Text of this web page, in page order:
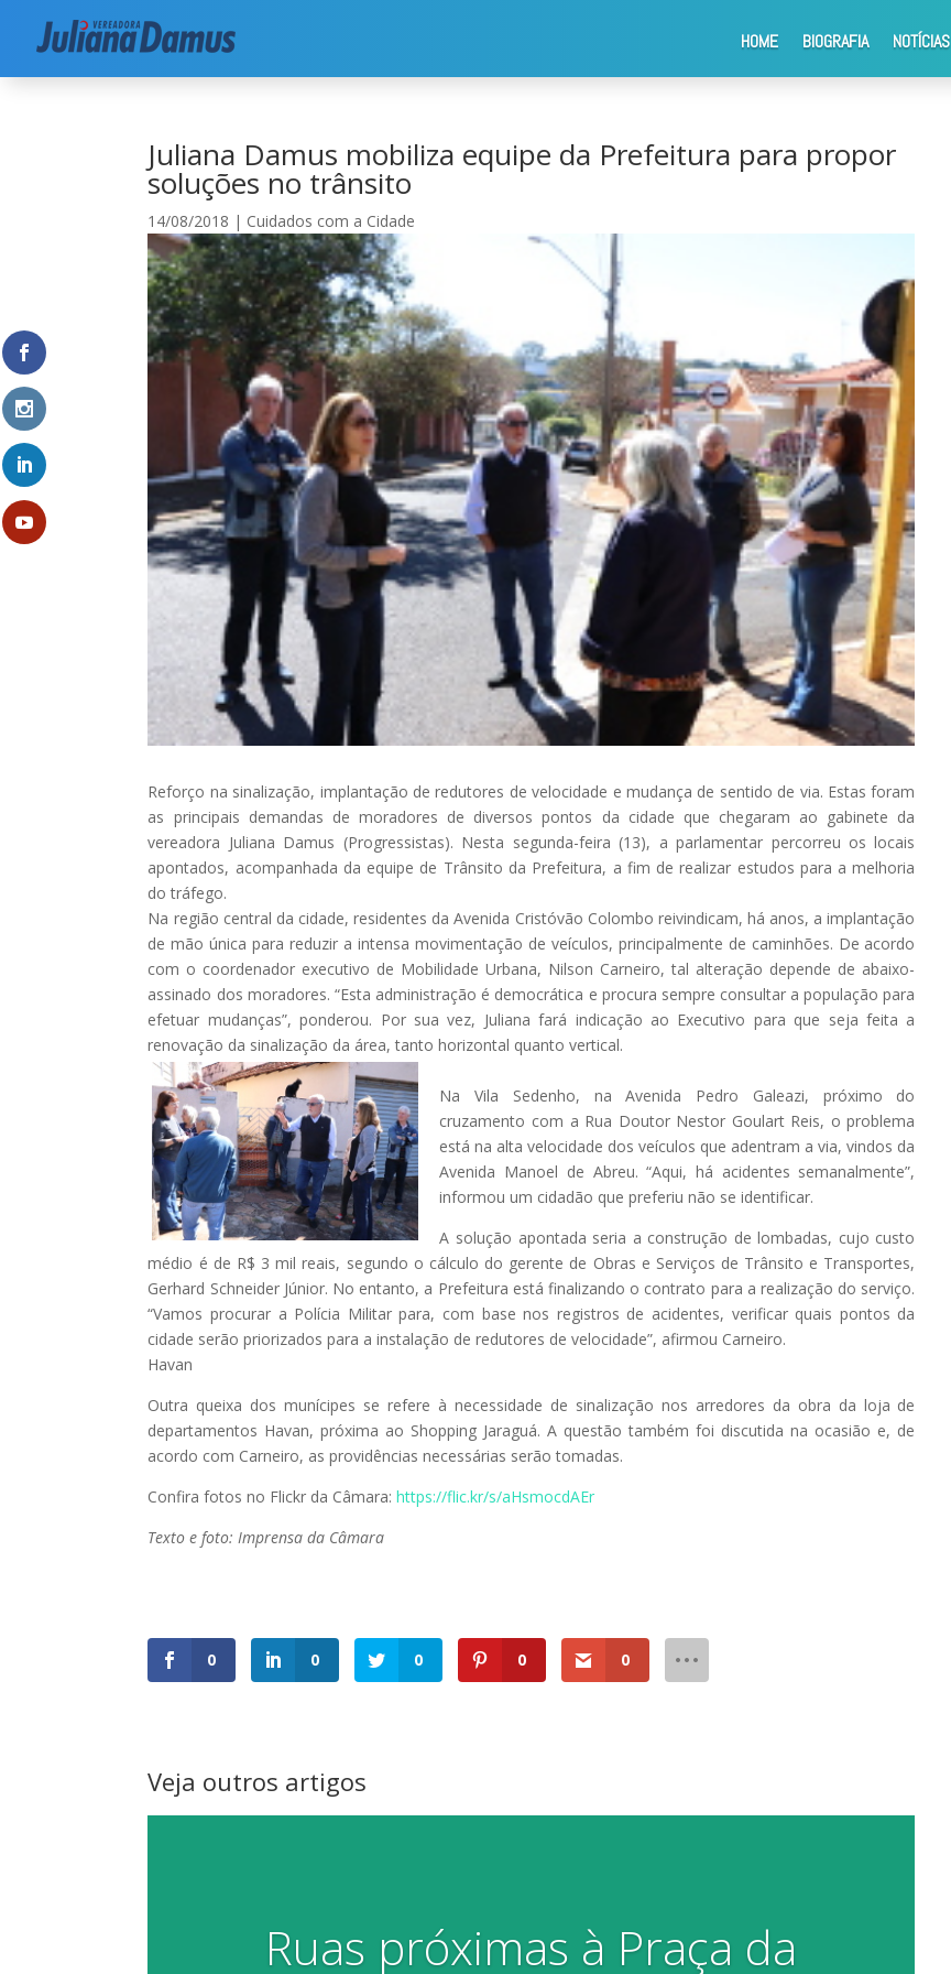
HOME BIOGRAFIA NOTÍCIAS
Início|Cuidados com a Cidade Juliana Damus mobiliza equipe da Prefeitura para propor soluções no trânsito
Juliana Damus mobiliza equipe da Prefeitura para propor
soluções no trânsito
14/08/2018 | Cuidados com a Cidade
Reforço na sinalização, implantação de redutores de velocidade e mudança de sentido de via. Estas foram
as principais demandas de moradores de diversos pontos da cidade que chegaram ao gabinete da
vereadora Juliana Damus (Progressistas). Nesta segunda-feira (13), a parlamentar percorreu os locais
apontados, acompanhada da equipe de Trânsito da Prefeitura, a fim de realizar estudos para a melhoria
do tráfego.
Na região central da cidade, residentes da Avenida Cristóvão Colombo reivindicam, há anos, a implantação
de mão única para reduzir a intensa movimentação de veículos, principalmente de caminhões. De acordo
com o coordenador executivo de Mobilidade Urbana, Nilson Carneiro, tal alteração depende de abaixo-
assinado dos moradores. “Esta administração é democrática e procura sempre consultar a população para
efetuar mudanças”, ponderou. Por sua vez, Juliana fará indicação ao Executivo para que seja feita a
renovação da sinalização da área, tanto horizontal quanto vertical.
Na Vila Sedenho, na Avenida Pedro Galeazi, próximo do
cruzamento com a Rua Doutor Nestor Goulart Reis, o problema
está na alta velocidade dos veículos que adentram a via, vindos da
Avenida Manoel de Abreu. “Aqui, há acidentes semanalmente”,
informou um cidadão que preferiu não se identificar.
A solução apontada seria a construção de lombadas, cujo custo
médio é de R$ 3 mil reais, segundo o cálculo do gerente de Obras e Serviços de Trânsito e Transportes,
Gerhard Schneider Júnior. No entanto, a Prefeitura está finalizando o contrato para a realização do serviço.
“Vamos procurar a Polícia Militar para, com base nos registros de acidentes, verificar quais pontos da
cidade serão priorizados para a instalação de redutores de velocidade”, afirmou Carneiro.
Havan
Outra queixa dos munícipes se refere à necessidade de sinalização nos arredores da obra da loja de
departamentos Havan, próxima ao Shopping Jaraguá. A questão também foi discutida na ocasião e, de
acordo com Carneiro, as providências necessárias serão tomadas.
Confira fotos no Flickr da Câmara:https://flic.kr/s/aHsmocdAEr
Texto e foto: Imprensa da Câmara
0 0 0 0 0
Veja outros artigos
Ruas próximas à Praça da